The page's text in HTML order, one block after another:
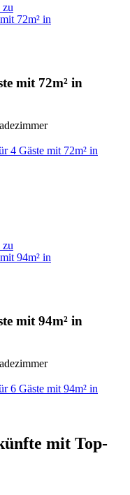
zu
72m² in
mit 72m² in
4 Gäste mit 72m² in
zu
94m² in
mit 94m² in
6 Gäste mit 94m² in
mit Top-